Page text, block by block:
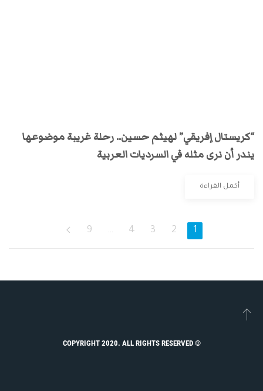
“كريستال إفريقي” لهيثم حسين.. رحلة غريبة موضوعها
يندر أن نرى مثله في السرديات العربية
أكمل القراءة
1
2
3
4
…
9
© COPYRIGHT 2020. ALL RIGHTS RESERVED